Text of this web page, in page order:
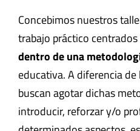
Concebimos nuestros
trabajo práctico centrados
dentro de una
educativa. A diferencia
buscan agotar dichas
introducir, reforzar y/o